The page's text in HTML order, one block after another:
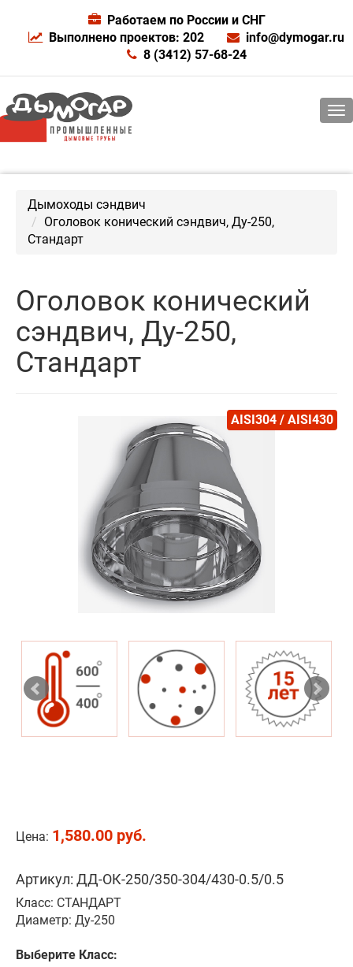
Работаем по России и СНГ
Выполнено проектов: 202
info@dymogar.ru
8 (3412) 57-68-24
Дымоходы сэндвич
Оголовок конический сэндвич, Ду-250,
Стандарт
Оголовок конический
сэндвич, Ду-250,
Стандарт
AISI304 / AISI430
Цена: 1,580.00 руб.
Артикул: ДД-ОК-250/350-304/430-0.5/0.5
Класс: СТАНДАРТ
Диаметр: Ду-250
Выберите Класс: